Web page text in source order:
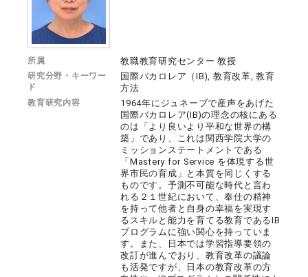
所属 教職教育研究センター 教授
研究分野・キーワー
ド
国際バカロレア（IB), 教育改革, 教育
方法
教育研究内容
1964年にジュネーブで産声をあげた
国際バカロレア(IB)の理念の核にある
のは「より良いより平和な世界の構
築」であり、これは関西学院大学の
ミッションステートメントである
「Mastery for Service を体現する世
界市民の育成」と本質を同じくする
ものです。予測不可能な時代と言わ
れる２１世紀において、奉仕の精神
を持って他者と自身の幸福を実現す
るスキルと能力を育てる教育であるIB
プログラムに強い関心を持っていま
す。また、日本では学習指導要領の
改訂が進んでおり、教育改革の議論
も活発ですが、日本の教育改革の方